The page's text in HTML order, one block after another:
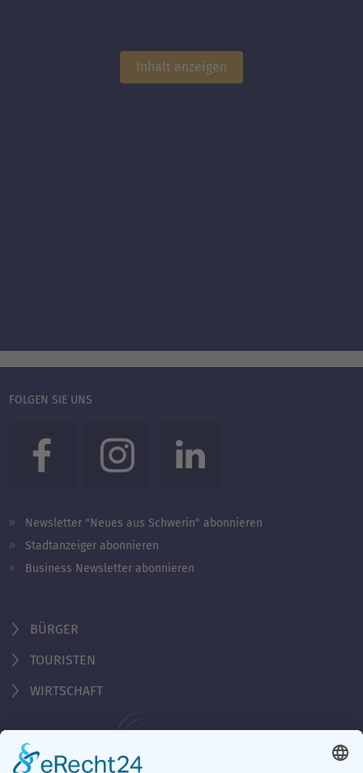
Inhalt anzeigen
FOLGEN SIE UNS
Newsletter "Neues aus Schwerin" abonnieren
Stadtanzeiger abonnieren
Business Newsletter abonnieren
BÜRGER
TOURISTEN
WIRTSCHAFT
Behördennummer 115